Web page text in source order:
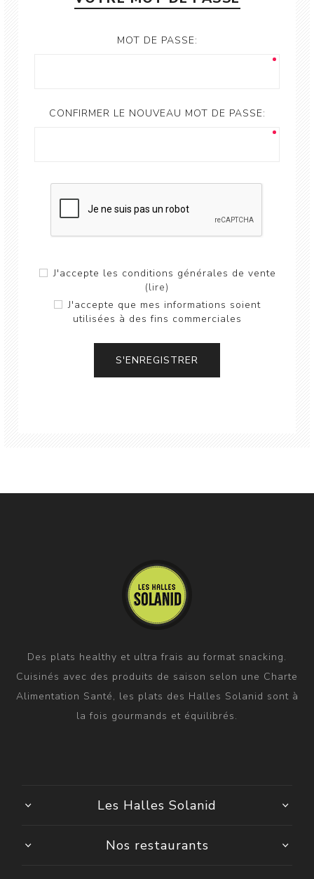
MOT DE PASSE:
CONFIRMER LE NOUVEAU MOT DE PASSE:
J'accepte les conditions générales de vente
(lire)
J'accepte que mes informations soient
utilisées à des fins commerciales
S'ENREGISTRER
Des plats healthy et ultra frais au format snacking.
Cuisinés avec des produits de saison selon une Charte
Alimentation Santé, les plats des Halles Solanid sont à
la fois gourmands et équilibrés.
Les Halles Solanid
Nos restaurants